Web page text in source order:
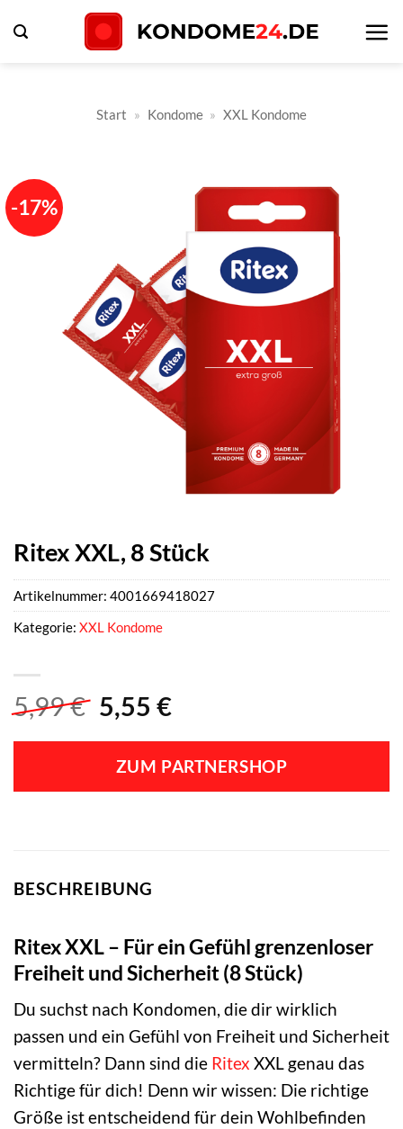
Inhalt
Start » Kondome » XXL Kondome
-17%
Ritex XXL, 8 Stück
5,99€ Ursprünglicher
war:
5,99 €
5,55 €Aktueller
ist:
5,55 €.
ZUM PARTNERSHOP
Artikelnummer: 4001669418027
Kategorie: XXL Kondome
BESCHREIBUNG
Ritex XXL – Für ein Gefühl grenzenloser
Freiheit und Sicherheit (8 Stück)
Du suchst nach Kondomen, die dir wirklich
passen und ein Gefühl von Freiheit und Sicherheit
vermitteln? Dann sind die Ritex XXL genau das
Richtige für dich! Denn wir wissen: Die richtige
Größe ist entscheidend für dein Wohlbefinden